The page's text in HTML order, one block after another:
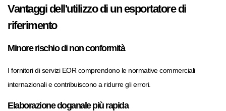
Vantaggi dell'utilizzo di un esportatore di
riferimento
Minore rischio di non conformità
I fornitori di servizi EOR comprendono le normative commerciali
internazionali e contribuiscono a ridurre gli errori.
Elaborazione doganale più rapida